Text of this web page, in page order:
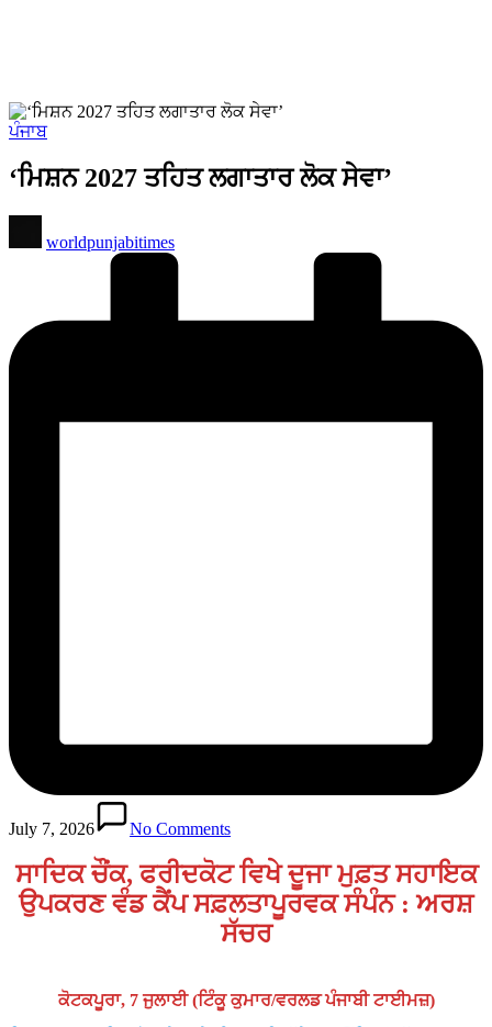
Posted
ਪੰਜਾਬ
‘ਮਿਸ਼ਨ 2027 ਤਹਿਤ ਲਗਾਤਾਰ ਲੋਕ ਸੇਵਾ’
worldpunjabitimes
July 7, 2026 No Comments
ਸਾਦਿਕ ਚੌਂਕ, ਫਰੀਦਕੋਟ ਵਿਖੇ ਦੂਜਾ ਮੁਫ਼ਤ ਸਹਾਇਕ
ਉਪਕਰਣ ਵੰਡ ਕੈਂਪ ਸਫ਼ਲਤਾਪੂਰਵਕ ਸੰਪੰਨ : ਅਰਸ਼
ਸੱਚਰ
ਕੋਟਕਪੂਰਾ, 7 ਜੁਲਾਈ (ਟਿੰਕੂ ਕੁਮਾਰ/ਵਰਲਡ ਪੰਜਾਬੀ ਟਾਈਮਜ਼)